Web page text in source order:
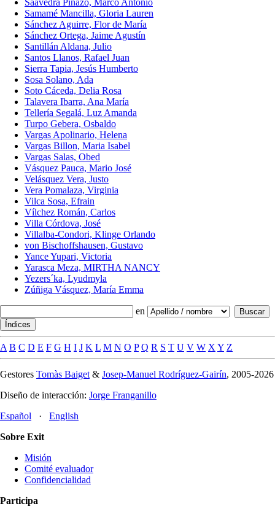
Saavedra Pinazo, Marco Antonio
Samamé Mancilla, Gloria Lauren
Sánchez Aguirre, Flor de María
Sánchez Ortega, Jaime Agustín
Santillán Aldana, Julio
Santos Llanos, Rafael Juan
Sierra Tapia, Jesús Humberto
Sosa Solano, Ada
Soto Cáceda, Delia Rosa
Talavera Ibarra, Ana María
Tellería Segalá, Luz Amanda
Turpo Gebera, Osbaldo
Vargas Apolinario, Helena
Vargas Billon, Maria Isabel
Vargas Salas, Obed
Vásquez Pauca, Mario José
Velásquez Vera, Justo
Vera Pomalaza, Virginia
Vilca Sosa, Efrain
Vílchez Román, Carlos
Villa Córdova, José
Villalba-Condori, Klinge Orlando
von Bischoffshausen, Gustavo
Yance Yupari, Victoria
Yarasca Meza, MIRTHA NANCY
Yezers´ka, Lyudmyla
Zúñiga Vásquez, María Emma
en
A B C D E F G H I J K L M N O P Q R S T U V W XY Z
Gestores Tomàs Baiget& Josep-Manuel Rodríguez-Gairín, 2005-2026
Diseño de interacción: Jorge Franganillo
Español · English
Sobre Exit
Misión
Comité evaluador
Confidencialidad
Participa